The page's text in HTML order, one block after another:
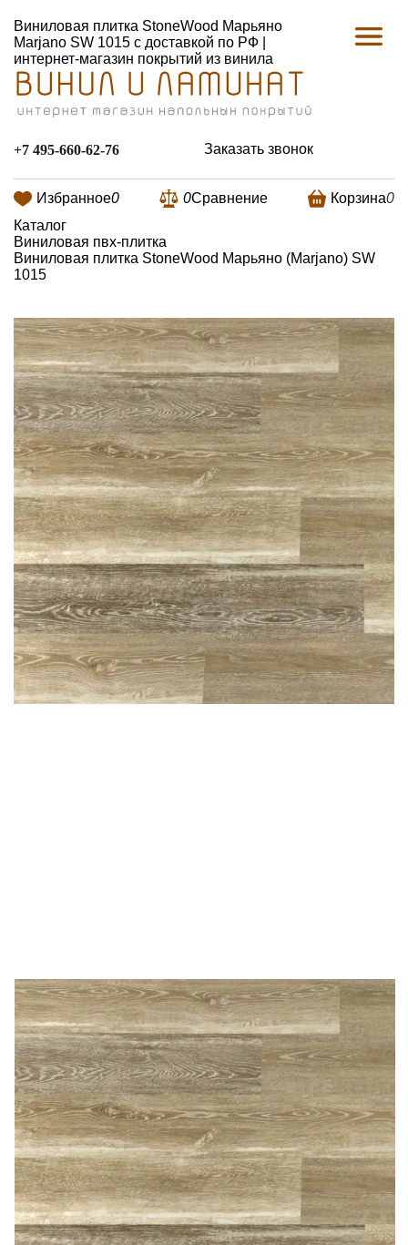
Виниловая плитка StoneWood Марьяно
Marjano SW 1015 с доставкой по РФ |
интернет-магазин покрытий из винила
+7 495-660-62-76 Заказать звонок
Избранное0 0Сравнение Корзина0
Каталог
Виниловая пвх-плитка
Виниловая плитка StoneWood Марьяно (Marjano) SW
1015